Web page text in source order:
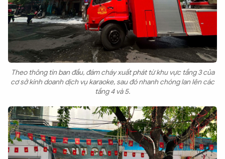
Theo thông tin ban đầu, đám cháy xuất phát từ khu vực tầng 3 của
cơ sở kinh doanh dịch vụ karaoke, sau đó nhanh chóng lan lên các
tầng 4 và 5.